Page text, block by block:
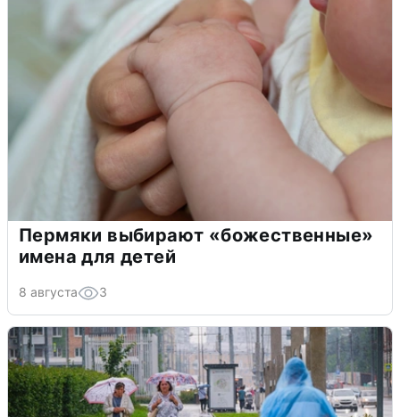
Пермяки выбирают «божественные»
имена для детей
8 августа 3